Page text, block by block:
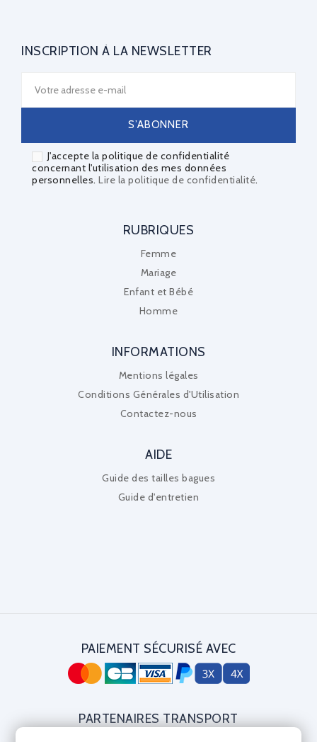
INSCRIPTION À LA NEWSLETTER
J'accepte la politique de confidentialité
concernant l'utilisation des mes données
personnelles. Lire la politique de confidentialité.
RUBRIQUES
Femme
Mariage
Enfant et Bébé
Homme
INFORMATIONS
Mentions légales
Conditions Générales d'Utilisation
Contactez-nous
AIDE
Guide des tailles bagues
Guide d'entretien
PAIEMENT SÉCURISÉ AVEC
PARTENAIRES TRANSPORT